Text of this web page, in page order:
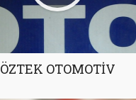
ÖZTEK OTOMOTİV